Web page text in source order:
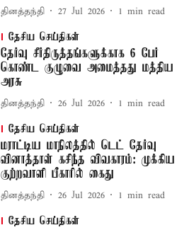
தினத்தந்தி 27 Jul 2026 1 min read
தேசிய செய்திகள்
தேர்வு சீர்திருத்தங்களுக்காக 6 பேர்
கொண்ட குழுவை அமைத்தது மத்திய
அரசு
தினத்தந்தி 26 Jul 2026 1 min read
தேசிய செய்திகள்
மராட்டிய மாநிலத்தில் டெட் தேர்வு
வினாத்தாள் கசிந்த விவகாரம்: முக்கிய
குற்றவாளி பீகாரில் கைது
தினத்தந்தி 26 Jul 2026 1 min read
தேசிய செய்திகள்